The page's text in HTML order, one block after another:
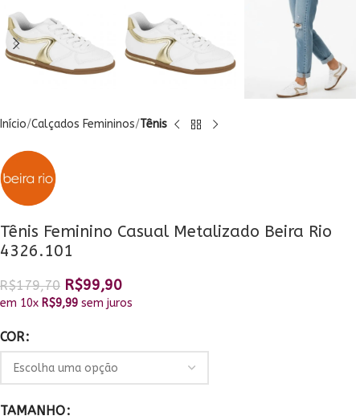
Início Calçados Femininos Tênis
Tênis Feminino Casual Metalizado Beira Rio
4326.101
R$179,70 R$99,90
em 10x R$9,99 sem juros
COR
TAMANHO